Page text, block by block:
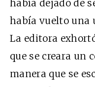
había dejado de
había vuelto una
La editora
que se creara un
manera que se